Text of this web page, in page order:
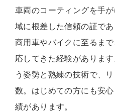
車両のコーティングを手
域に根差した信頼の証で
商用車やバイクに至るま
応してきた経験がありま
う姿勢と熟練の技術で、
数。はじめての方にも安
績があります。